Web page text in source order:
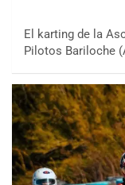
El karting de la
Pilotos Bariloche